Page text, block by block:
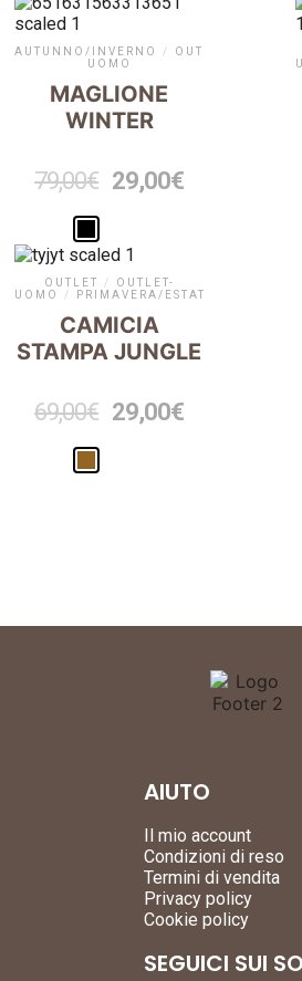
AUTUNNO/INVERNO / OUTLET
UOMO
MAGLIONE
WINTER
79,00€ 29,00€
OUTLET /
OUTLET-
UOMO
/ PRIMAVERA/ESTATE
CAMICIA
STAMPA JUNGLE
69,00€ 29,00€
SEGUICI SUI
AIUTO
Il mio account
Condizioni di reso
Termini di vendita
Privacy policy
Cookie policy